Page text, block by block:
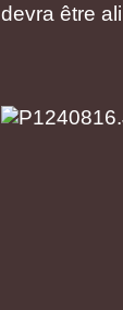
devra être